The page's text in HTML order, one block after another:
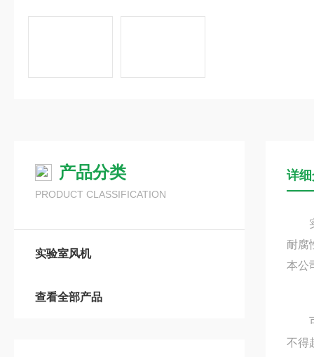
产品分类
PRODUCT CLASSIFICATION
实验室风机
查看全部产品
详
实
耐腐
本公
可
不得